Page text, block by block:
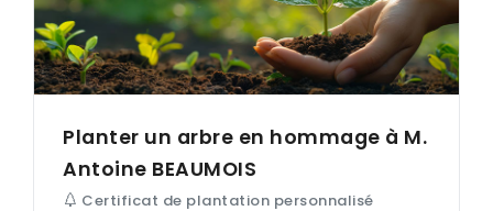
Planter un arbre en hommage à M.
Antoine BEAUMOIS
Certificat de plantation personnalisé